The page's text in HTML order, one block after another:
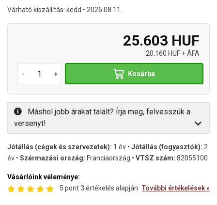
Várható kiszállítás: kedd • 2026.08.11.
25.603 HUF
20.160 HUF + ÁFA
- + Kosárba
Máshol jobb árakat talált? Írja meg, felvesszük a
versenyt!
Jótállás (cégek és szervezetek): 1 év • Jótállás (fogyasztók): 2
év • Származási ország: Franciaország • VTSZ szám: 82055100
Vásárlóink véleménye:
5 pont 3 értékelés alapján További értékelések »